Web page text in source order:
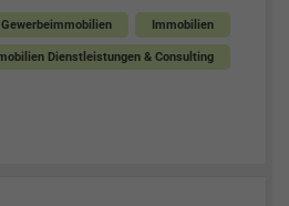
Gewerbeimmobilien Immobilien
Dienstleistungen & Consulting